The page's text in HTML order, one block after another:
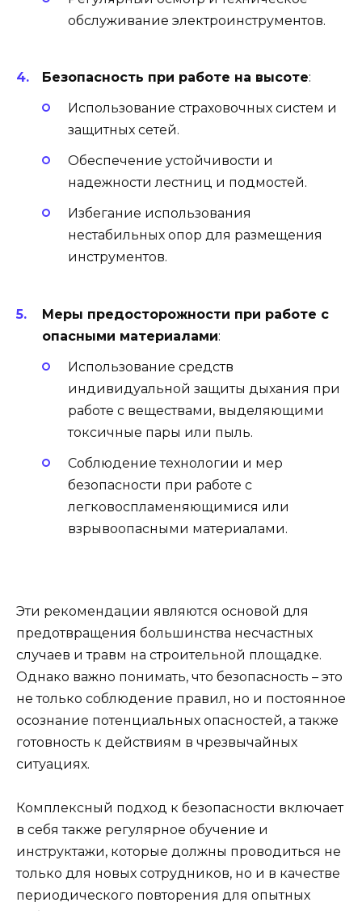
обслуживание электроинструментов.
Безопасность при работе на высоте:
Использование страховочных систем и
защитных сетей.
Обеспечение устойчивости и
надежности лестниц и подмостей.
Избегание использования
нестабильных опор для размещения
инструментов.
Меры предосторожности при работе с
опасными материалами:
Использование средств
индивидуальной защиты дыхания при
работе с веществами, выделяющими
токсичные пары или пыль.
Соблюдение технологии и мер
безопасности при работе с
легковоспламеняющимися или
взрывоопасными материалами.
Эти рекомендации являются основой для
предотвращения большинства несчастных
случаев и травм на строительной площадке.
Однако важно понимать, что безопасность – это
не только соблюдение правил, но и постоянное
осознание потенциальных опасностей, а также
готовность к действиям в чрезвычайных
ситуациях.
Комплексный подход к безопасности включает
в себя также регулярное обучение и
инструктажи, которые должны проводиться не
только для новых сотрудников, но и в качестве
периодического повторения для опытных